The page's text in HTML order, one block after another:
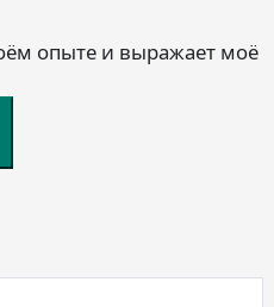
опыте и выражает моё